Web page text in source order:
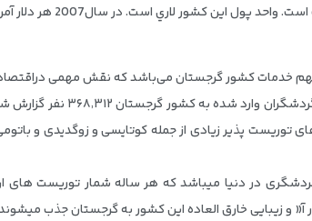
دلار آمريکا برابر با1.7 لاري بوده است.ساعت تفليس مرکز گرجستان نيم ساعت عقب تر از تهران است.
کشور گرجستان می‌باشد که نقش مهمی دراقتصاد
توریست پذیر زیادی از جمله کوتایسی و زوگدیدی و
آ« و زیبایی خارق العاده این کشور به گرجستان جذب